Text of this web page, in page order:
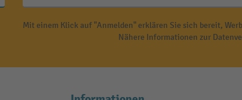
Mit einem Klick auf "Anmelden" erklären Sie sich bereit,
Nähere Informationen zur